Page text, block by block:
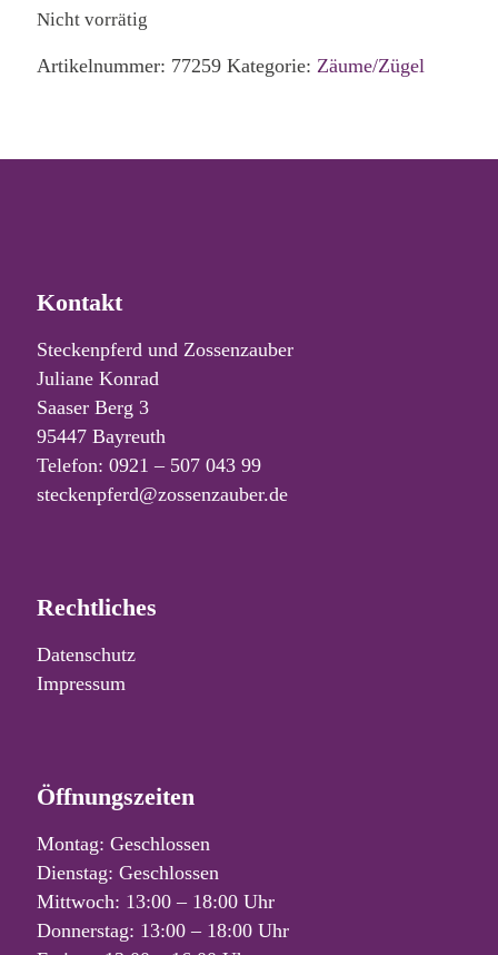
Nicht vorrätig
Artikelnummer: 77259 Kategorie: Zäume/Zügel
Kontakt
Steckenpferd und Zossenzauber
Juliane Konrad
Saaser Berg 3
95447 Bayreuth
Telefon: 0921 – 507 043 99
steckenpferd@zossenzauber.de
Rechtliches
Datenschutz
Impressum
Öffnungszeiten
Montag: Geschlossen
Dienstag: Geschlossen
Mittwoch: 13:00 – 18:00 Uhr
Donnerstag: 13:00 – 18:00 Uhr